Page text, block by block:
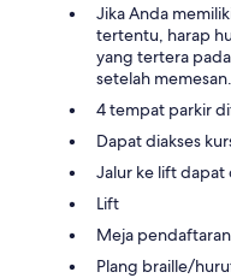
Jika Anda
tertentu, harap
yang tertera
setelah memesan.
4 tempat parkir
Dapat diakses
Jalur ke lift dapat
Lift
Meja
Plang braille/